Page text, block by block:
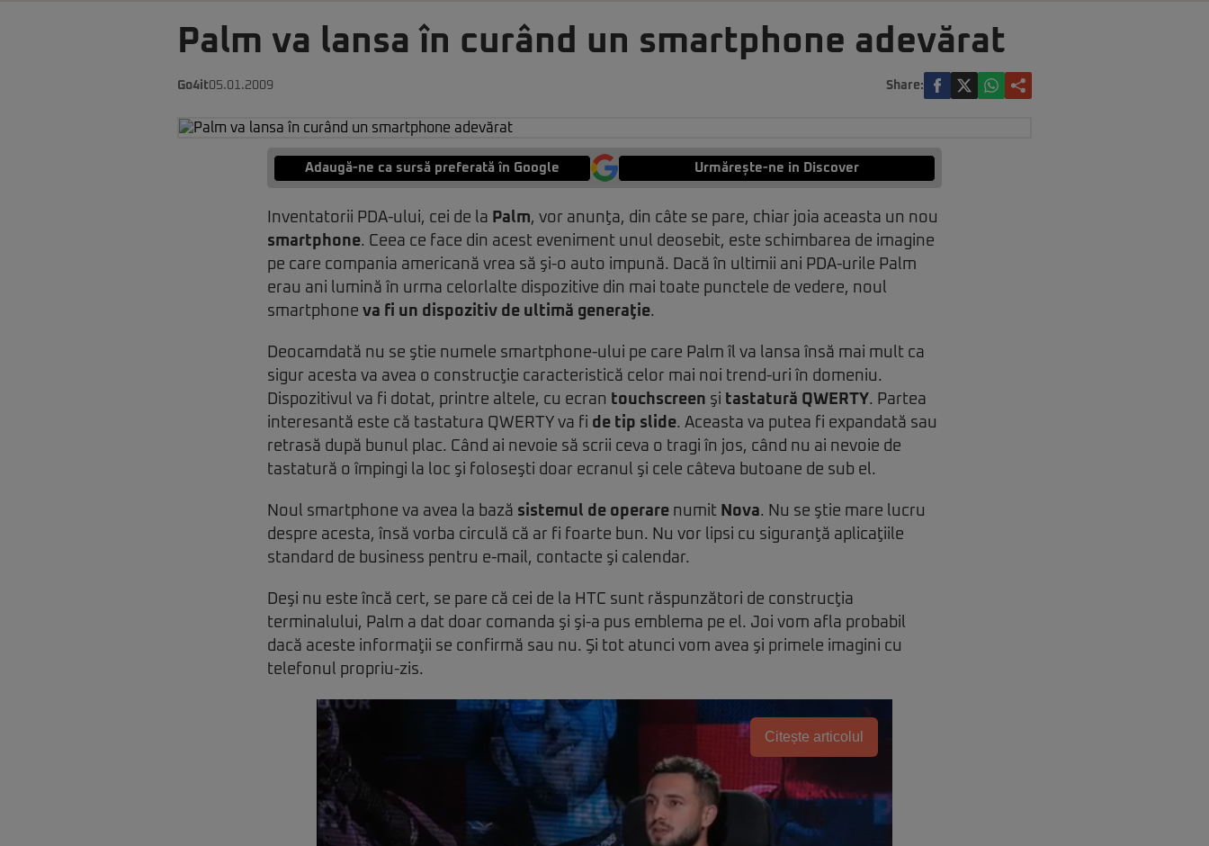
Palm va lansa în curând un smartphone adevărat
Go4it05.01.2009 Share:
Adaugă-ne ca sursă preferată în Google Urmărește-ne in Discover
Inventatorii PDA-ului, cei de la Palm, vor anunţa, din câte se pare, chiar joia aceasta un nou
smartphone. Ceea ce face din acest eveniment unul deosebit, este schimbarea de imagine
pe care compania americană vrea să şi-o auto impună. Dacă în ultimii ani PDA-urile Palm
erau ani lumină în urma celorlalte dispozitive din mai toate punctele de vedere, noul
smartphone va fi un dispozitiv de ultimă generaţie.
Deocamdată nu se ştie numele smartphone-ului pe care Palm îl va lansa însă mai mult ca
sigur acesta va avea o construcţie caracteristică celor mai noi trend-uri în domeniu.
Dispozitivul va fi dotat, printre altele, cu ecran touchscreen şi tastatură QWERTY. Partea
interesantă este că tastatura QWERTY va fi de tip slide. Aceasta va putea fi expandată sau
retrasă după bunul plac. Când ai nevoie să scrii ceva o tragi în jos, când nu ai nevoie de
tastatură o împingi la loc şi foloseşti doar ecranul şi cele câteva butoane de sub el.
Noul smartphone va avea la bază sistemul de operare numit Nova. Nu se ştie mare lucru
despre acesta, însă vorba circulă că ar fi foarte bun. Nu vor lipsi cu siguranţă aplicaţiile
standard de business pentru e-mail, contacte şi calendar.
Deşi nu este încă cert, se pare că cei de la HTC sunt răspunzători de construcţia
terminalului, Palm a dat doar comanda şi şi-a pus emblema pe el. Joi vom afla probabil
dacă aceste informaţii se confirmă sau nu. Şi tot atunci vom avea şi primele imagini cu
telefonul propriu-zis.
Citește articolul